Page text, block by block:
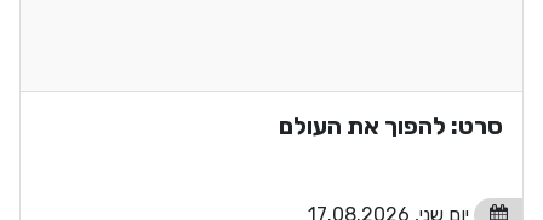
סרט: להפוך את העולם
יום שני, 17.08.2026